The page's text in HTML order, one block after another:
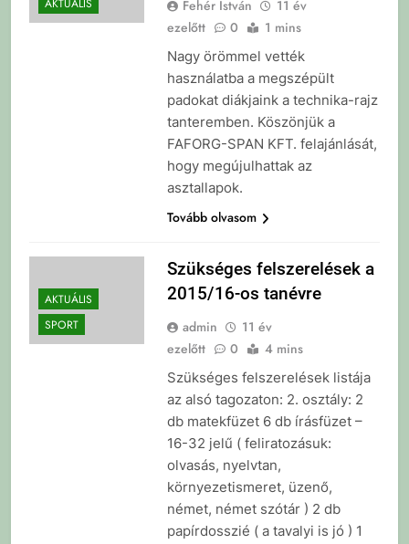
AKTUÁLIS Fehér István
11 év
ezelőtt
0 1 mins
Nagy örömmel vették
használatba a megszépült
padokat diákjaink a technika-rajz
tanteremben. Köszönjük a
FAFORG-SPAN KFT. felajánlását,
hogy megújulhattak az
asztallapok.
Tovább olvasom
AKTUÁLIS
SPORT
Szükséges felszerelések a
2015/16-os tanévre
admin
11 év
ezelőtt
0 4 mins
Szükséges felszerelések listája
az alsó tagozaton: 2. osztály: 2
db matekfüzet 6 db írásfüzet –
16-32 jelű ( feliratozásuk:
olvasás, nyelvtan,
környezetismeret, üzenő,
német, német szótár ) 2 db
papírdosszié ( a tavalyi is jó ) 1